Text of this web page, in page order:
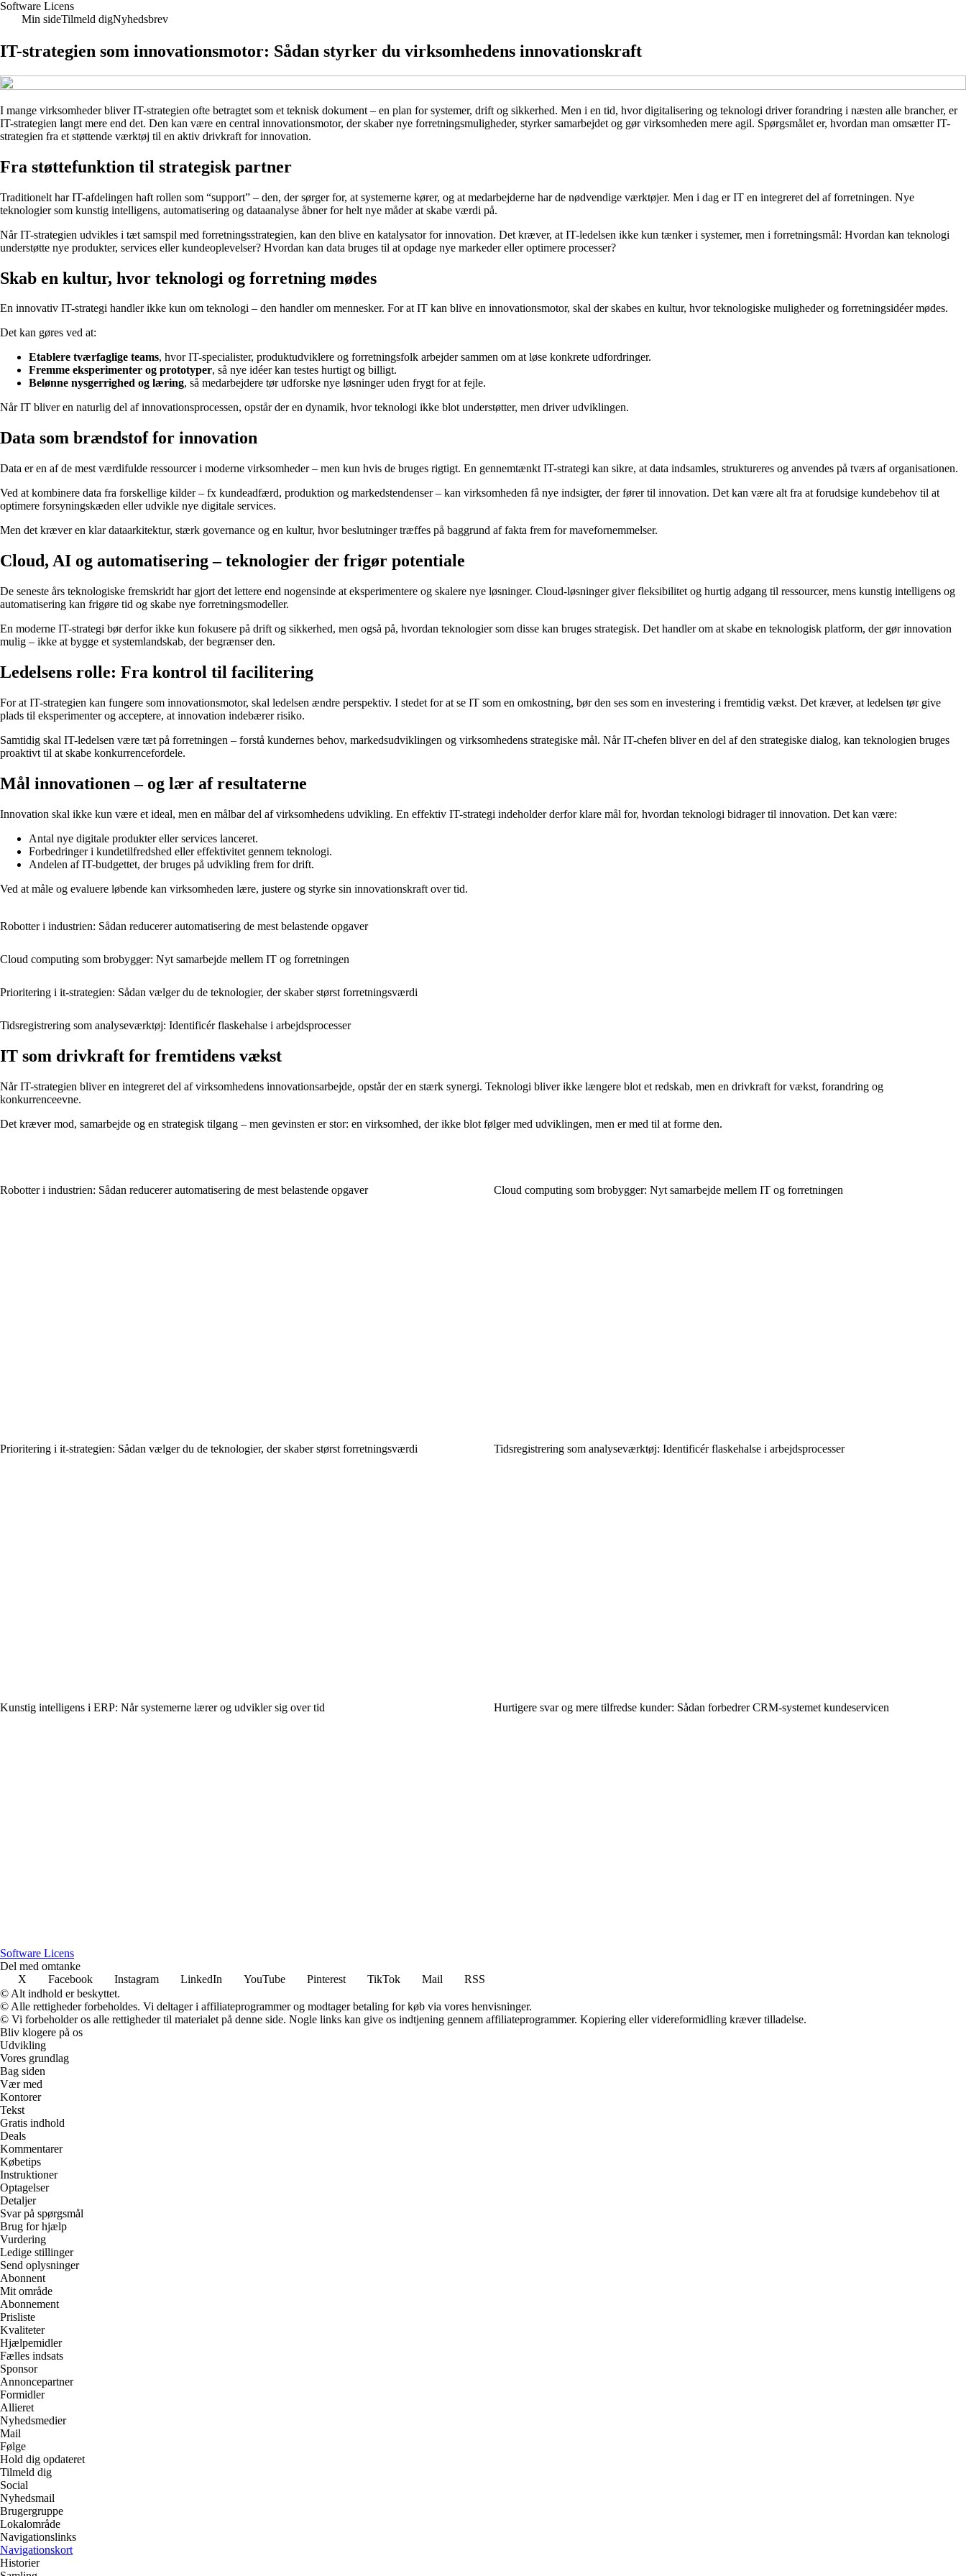
Software Licens
Min sideTilmeld digNyhedsbrev
IT-strategien som innovationsmotor: Sådan styrker du virksomhedens innovationskraft
I mange virksomheder bliver IT-strategien ofte betragtet som et teknisk dokument – en plan for systemer, drift og sikkerhed. Men i en tid, hvor digitalisering og teknologi driver forandring i næsten alle brancher, er
IT-strategien langt mere end det. Den kan være en central innovationsmotor, der skaber nye forretningsmuligheder, styrker samarbejdet og gør virksomheden mere agil. Spørgsmålet er, hvordan man omsætter IT-
strategien fra et støttende værktøj til en aktiv drivkraft for innovation.
Fra støttefunktion til strategisk partner
Traditionelt har IT-afdelingen haft rollen som “support” – den, der sørger for, at systemerne kører, og at medarbejderne har de nødvendige værktøjer. Men i dag er IT en integreret del af forretningen. Nye
teknologier som kunstig intelligens, automatisering og dataanalyse åbner for helt nye måder at skabe værdi på.
Når IT-strategien udvikles i tæt samspil med forretningsstrategien, kan den blive en katalysator for innovation. Det kræver, at IT-ledelsen ikke kun tænker i systemer, men i forretningsmål: Hvordan kan teknologi
understøtte nye produkter, services eller kundeoplevelser? Hvordan kan data bruges til at opdage nye markeder eller optimere processer?
Skab en kultur, hvor teknologi og forretning mødes
En innovativ IT-strategi handler ikke kun om teknologi – den handler om mennesker. For at IT kan blive en innovationsmotor, skal der skabes en kultur, hvor teknologiske muligheder og forretningsidéer mødes.
Det kan gøres ved at:
Etablere tværfaglige teams, hvor IT-specialister, produktudviklere og forretningsfolk arbejder sammen om at løse konkrete udfordringer.
Fremme eksperimenter og prototyper, så nye idéer kan testes hurtigt og billigt.
Belønne nysgerrighed og læring, så medarbejdere tør udforske nye løsninger uden frygt for at fejle.
Når IT bliver en naturlig del af innovationsprocessen, opstår der en dynamik, hvor teknologi ikke blot understøtter, men driver udviklingen.
Data som brændstof for innovation
Data er en af de mest værdifulde ressourcer i moderne virksomheder – men kun hvis de bruges rigtigt. En gennemtænkt IT-strategi kan sikre, at data indsamles, struktureres og anvendes på tværs af organisationen.
Ved at kombinere data fra forskellige kilder – fx kundeadfærd, produktion og markedstendenser – kan virksomheden få nye indsigter, der fører til innovation. Det kan være alt fra at forudsige kundebehov til at
optimere forsyningskæden eller udvikle nye digitale services.
Men det kræver en klar dataarkitektur, stærk governance og en kultur, hvor beslutninger træffes på baggrund af fakta frem for mavefornemmelser.
Cloud, AI og automatisering – teknologier der frigør potentiale
De seneste års teknologiske fremskridt har gjort det lettere end nogensinde at eksperimentere og skalere nye løsninger. Cloud-løsninger giver fleksibilitet og hurtig adgang til ressourcer, mens kunstig intelligens og
automatisering kan frigøre tid og skabe nye forretningsmodeller.
En moderne IT-strategi bør derfor ikke kun fokusere på drift og sikkerhed, men også på, hvordan teknologier som disse kan bruges strategisk. Det handler om at skabe en teknologisk platform, der gør innovation
mulig – ikke at bygge et systemlandskab, der begrænser den.
Ledelsens rolle: Fra kontrol til facilitering
For at IT-strategien kan fungere som innovationsmotor, skal ledelsen ændre perspektiv. I stedet for at se IT som en omkostning, bør den ses som en investering i fremtidig vækst. Det kræver, at ledelsen tør give
plads til eksperimenter og acceptere, at innovation indebærer risiko.
Samtidig skal IT-ledelsen være tæt på forretningen – forstå kundernes behov, markedsudviklingen og virksomhedens strategiske mål. Når IT-chefen bliver en del af den strategiske dialog, kan teknologien bruges
proaktivt til at skabe konkurrencefordele.
Mål innovationen – og lær af resultaterne
Innovation skal ikke kun være et ideal, men en målbar del af virksomhedens udvikling. En effektiv IT-strategi indeholder derfor klare mål for, hvordan teknologi bidrager til innovation. Det kan være:
Antal nye digitale produkter eller services lanceret.
Forbedringer i kundetilfredshed eller effektivitet gennem teknologi.
Andelen af IT-budgettet, der bruges på udvikling frem for drift.
Ved at måle og evaluere løbende kan virksomheden lære, justere og styrke sin innovationskraft over tid.
Robotter i industrien: Sådan reducerer automatisering de mest belastende opgaver
Cloud computing som brobygger: Nyt samarbejde mellem IT og forretningen
Prioritering i it-strategien: Sådan vælger du de teknologier, der skaber størst forretningsværdi
Tidsregistrering som analyseværktøj: Identificér flaskehalse i arbejdsprocesser
IT som drivkraft for fremtidens vækst
Når IT-strategien bliver en integreret del af virksomhedens innovationsarbejde, opstår der en stærk synergi. Teknologi bliver ikke længere blot et redskab, men en drivkraft for vækst, forandring og
konkurrenceevne.
Det kræver mod, samarbejde og en strategisk tilgang – men gevinsten er stor: en virksomhed, der ikke blot følger med udviklingen, men er med til at forme den.
Robotter i industrien: Sådan reducerer automatisering de mest belastende opgaver Cloud computing som brobygger: Nyt samarbejde mellem IT og forretningen
Prioritering i it-strategien: Sådan vælger du de teknologier, der skaber størst forretningsværdi Tidsregistrering som analyseværktøj: Identificér flaskehalse i arbejdsprocesser
Kunstig intelligens i ERP: Når systemerne lærer og udvikler sig over tid Hurtigere svar og mere tilfredse kunder: Sådan forbedrer CRM-systemet kundeservicen
Software Licens
Del med omtanke
X
Facebook Instagram LinkedIn YouTube Pinterest TikTok Mail
RSS
© Alt indhold er beskyttet.
© Alle rettigheder forbeholdes. Vi deltager i affiliateprogrammer og modtager betaling for køb via vores henvisninger.
© Vi forbeholder os alle rettigheder til materialet på denne side. Nogle links kan give os indtjening gennem affiliateprogrammer. Kopiering eller videreformidling kræver tilladelse.
Bliv klogere på os
Udvikling
Vores grundlag
Bag siden
Vær med
Kontorer
Tekst
Gratis indhold
Deals
Kommentarer
Købetips
Instruktioner
Optagelser
Detaljer
Svar på spørgsmål
Brug for hjælp
Vurdering
Ledige stillinger
Send oplysninger
Abonnent
Mit område
Abonnement
Prisliste
Kvaliteter
Hjælpemidler
Fælles indsats
Sponsor
Annoncepartner
Formidler
Allieret
Nyhedsmedier
Mail
Følge
Hold dig opdateret
Tilmeld dig
Social
Nyhedsmail
Brugergruppe
Lokalområde
Navigationslinks
Navigationskort
Historier